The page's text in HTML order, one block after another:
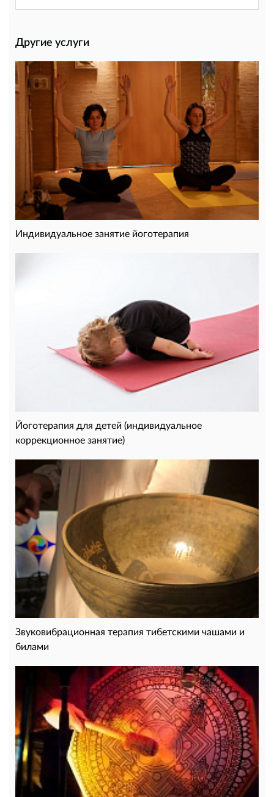
Другие услуги
Индивидуальное занятие йоготерапия
Йоготерапия для детей (индивидуальное
коррекционное занятие)
Звуковибрационная терапия тибетскими чашами и
билами